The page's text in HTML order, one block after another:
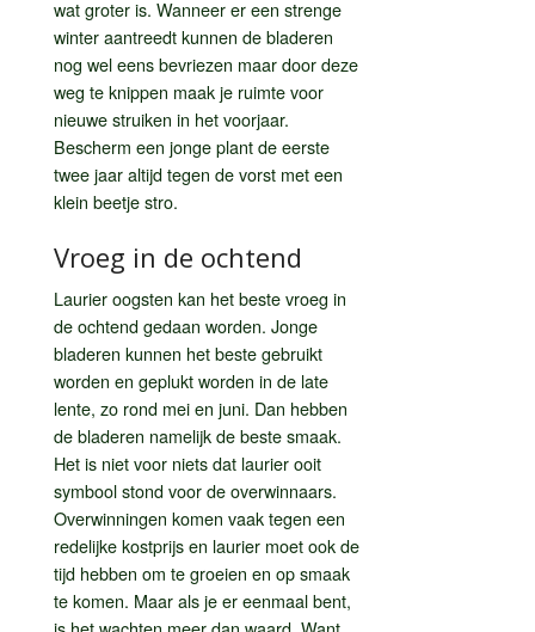
wat groter is. Wanneer er een strenge
winter aantreedt kunnen de bladeren
nog wel eens bevriezen maar door deze
weg te knippen maak je ruimte voor
nieuwe struiken in het voorjaar.
Bescherm een jonge plant de eerste
twee jaar altijd tegen de vorst met een
klein beetje stro.
Vroeg in de ochtend
Laurier oogsten kan het beste vroeg in
de ochtend gedaan worden. Jonge
bladeren kunnen het beste gebruikt
worden en geplukt worden in de late
lente, zo rond mei en juni. Dan hebben
de bladeren namelijk de beste smaak.
Het is niet voor niets dat laurier ooit
symbool stond voor de overwinnaars.
Overwinningen komen vaak tegen een
redelijke kostprijs en laurier moet ook de
tijd hebben om te groeien en op smaak
te komen. Maar als je er eenmaal bent,